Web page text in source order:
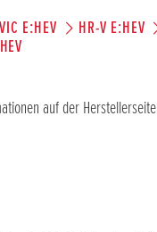
E:HEV HR-V E:HEV
auf der Herstellerseite